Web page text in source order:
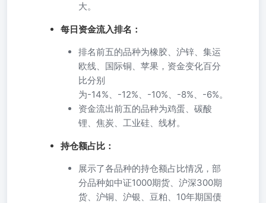
大。
每日资金流入排名：
排名前五的品种为橡胶、沪锌、集运
欧线、国际铜、苹果，资金变化百分
比分别
为-14%、-12%、-10%、-8%、-6%。
资金流出前五的品种为鸡蛋、碳酸
锂、焦炭、工业硅、线材。
持仓额占比：
展示了各品种的持仓额占比情况，部
分品种如中证1000期货、沪深300期
货、沪铜、沪银、豆粕、10年期国债